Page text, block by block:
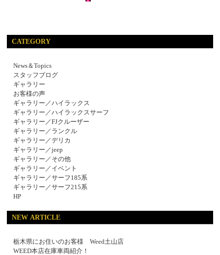
CATEGORY
News＆Topics
スタッフブログ
ギャラリー
お客様の声
ギャラリー／ハイラックス
ギャラリー／ハイラックスサーフ
ギャラリー／FJクルーザー
ギャラリー／ランクル
ギャラリー／デリカ
ギャラリー／jeep
ギャラリー／その他
ギャラリー／イベント
ギャラリー／サーフ185系
ギャラリー／サーフ215系
HP
NEW ARTICLE
栃木県にお住いのお客様 Weed土山店
WEED本店在庫車両紹介！